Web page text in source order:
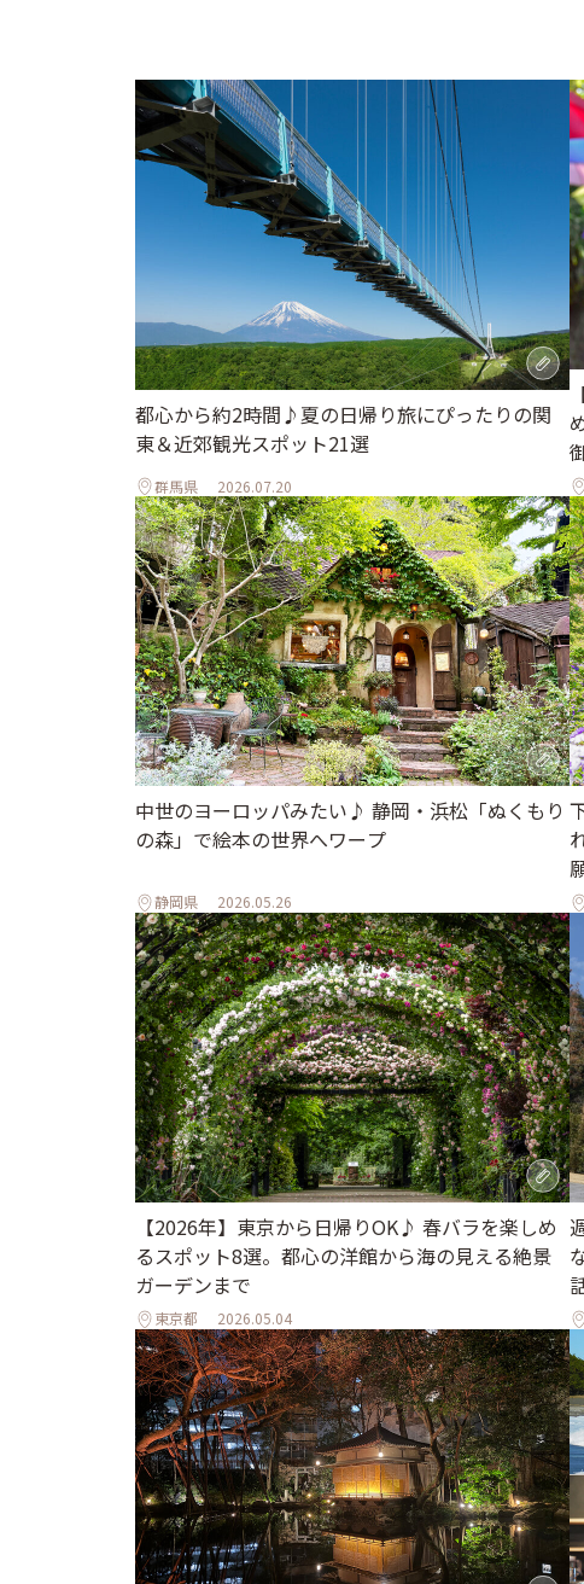
都心から約2時間♪夏の日帰り旅にぴったりの関
東＆近郊観光スポット21選
群馬県 2026.07.20
中世のヨーロッパみたい♪ 静岡・浜松「ぬくもり
の森」で絵本の世界へワープ
静岡県 2026.05.26
【2026年】東京から日帰りOK♪ 春バラを楽しめ
るスポット8選。都心の洋館から海の見える絶景
ガーデンまで
東京都 2026.05.04